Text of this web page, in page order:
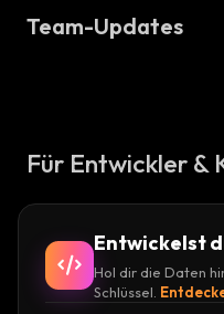
Team-Updates
Für Entwickler &
Entwickelst
Hol dir die Daten
Schlüssel.